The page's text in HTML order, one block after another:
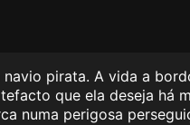
pirata. A vida a
que ela deseja há
numa perigosa